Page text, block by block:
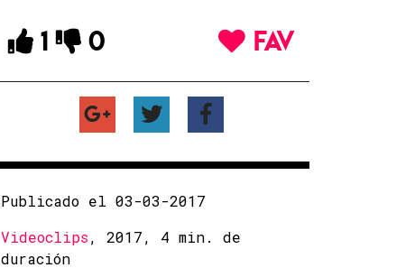
1 0 FAV
Publicado el 03-03-2017
Videoclips, 2017, 4 min. de
duración